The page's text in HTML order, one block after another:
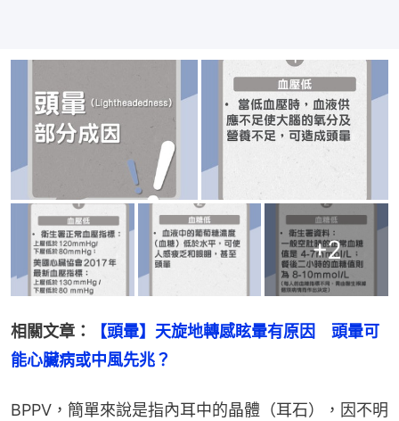
+2
相關文章：
【頭暈】天旋地轉感眩暈有原因　頭暈可
能心臟病或中風先兆？
BPPV，簡單來說是指內耳中的晶體（耳石），因不明